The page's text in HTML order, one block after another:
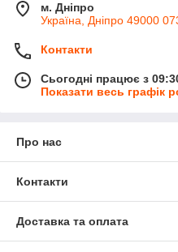
м. Дніпро
Україна, Дніпро 49000
Контакти
Сьогодні працює з
Показати весь графік
Про нас
Контакти
Доставка та оплата